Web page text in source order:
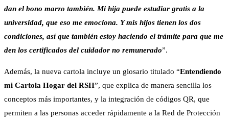
dan el bono marzo también. Mi hija puede estudiar gratis a la
universidad, que eso me emociona. Y mis hijos tienen los dos
condiciones, así que también estoy haciendo el trámite para que me
den los certificados del cuidador no remunerado”.
Además, la nueva cartola incluye un glosario titulado “Entendiendo
mi Cartola Hogar del RSH”, que explica de manera sencilla los
conceptos más importantes, y la integración de códigos QR, que
permiten a las personas acceder rápidamente a la Red de Protección